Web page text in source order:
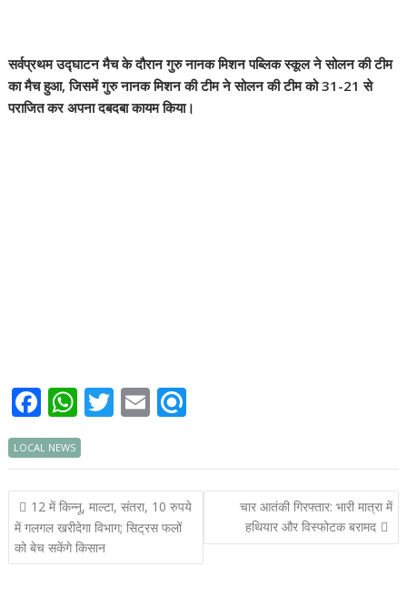
सर्वप्रथम उद्घाटन मैच के दौरान गुरु नानक मिशन पब्लिक स्कूल ने सोलन की टीम
का मैच हुआ, जिसमें गुरु नानक मिशन की टीम ने सोलन की टीम को 31-21 से
पराजित कर अपना दबदबा कायम किया।
F
ac
e
b
o
o
k
W
h
at
s
A
p
p
T
itt
er
E
ai
l
i
n
d
LOCAL NEWS
Post
navigation
12 में किन्नू, माल्टा, संतरा, 10 रुपये
में गलगल खरीदेगा विभाग; सिट्रस फलों
को बेच सकेंगे किसान
चार आतंकी गिरफ्तार: भारी मात्रा में
हथियार और विस्फोटक बरामद